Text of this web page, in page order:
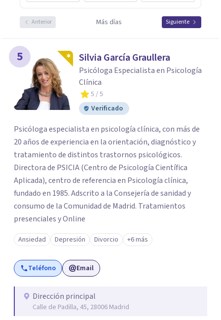
Anterior Más días Siguiente
5 Silvia García Graullera
Psicóloga Especialista en Psicología
Clínica
5 / 5
Verificado
Psicóloga especialista en psicología clínica, con más de
20 años de experiencia en la orientación, diagnóstico y
tratamiento de distintos trastornos psicológicos.
Directora de PSICIA (Centro de Psicología Científica
Aplicada), centro de referencia en Psicología clínica,
fundado en 1985. Adscrito a la Consejería de sanidad y
consumo de la Comunidad de Madrid. Tratamientos
presenciales y Online
Ansiedad Depresión Divorcio +6 más
Teléfono Email
Dirección principal
Calle de Padilla, 45, 28006 Madrid